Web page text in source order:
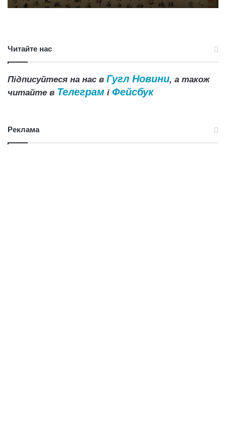
Читайте нас
Підписуйтеся на нас в Гугл Новини, а також
читайте в Телеграм і Фейсбук
Реклама